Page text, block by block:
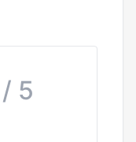
/ 5